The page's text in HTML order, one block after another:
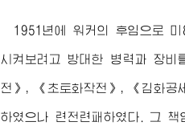
1951년에 워커의 후임으로 미
시켜보려고 방대한 병력과 장
전》, 《초토화작전》, 《김화공
하였으나 련전련패하였다. 그